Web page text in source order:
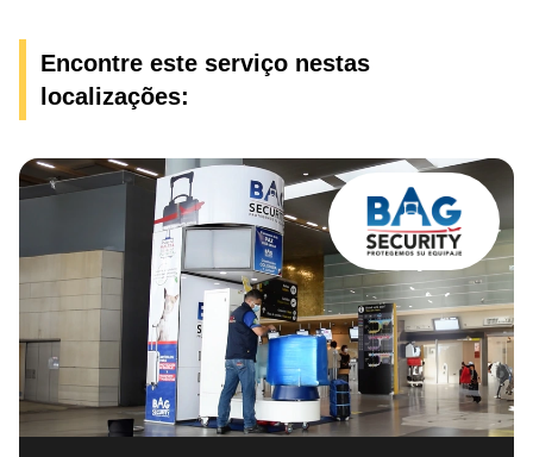
Encontre este serviço nestas
localizações: